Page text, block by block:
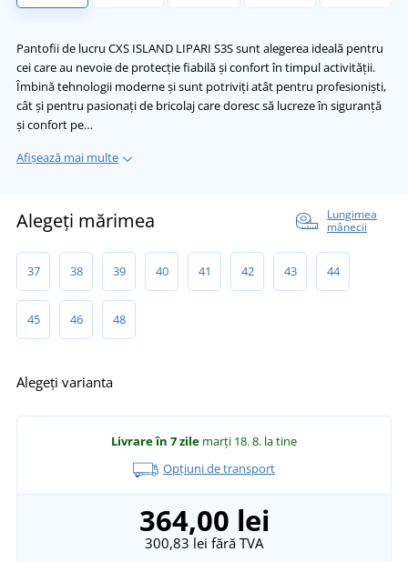
Pantofii de lucru CXS ISLAND LIPARI S3S sunt alegerea ideală pentru
cei care au nevoie de protecție fiabilă și confort în timpul activității.
Îmbină tehnologii moderne și sunt potriviți atât pentru profesioniști,
cât și pentru pasionați de bricolaj care doresc să lucreze în siguranță
și confort pe…
Afișează mai multe
Alegeți mărimea
Lungimea
mânecii
37 38 39 40 41 42 43 44
45 46 48
Alegeți varianta
Livrare în 7 zile marți 18. 8. la tine
Opțiuni de transport
364,00 lei
300,83 lei fără TVA